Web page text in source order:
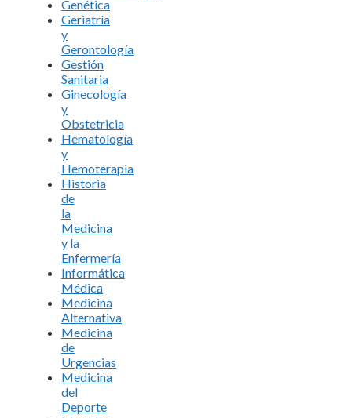
Genética
Geriatría
y
Gerontología
Gestión
Sanitaria
Ginecología
y
Obstetricia
Hematología
y
Hemoterapia
Historia
de
la
Medicina
y la
Enfermería
Informática
Médica
Medicina
Alternativa
Medicina
de
Urgencias
Medicina
del
Deporte